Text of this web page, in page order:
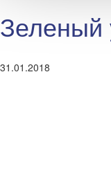
Зеленый
31.01.2018